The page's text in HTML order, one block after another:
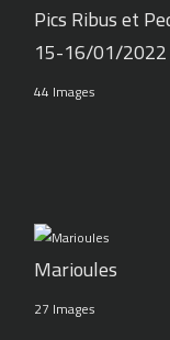
Pics Ribus et
15-16/01/2022
44 Images
Marioules
27 Images